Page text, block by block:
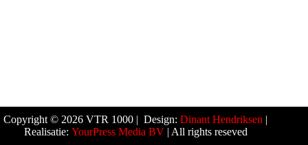
Copyright © 2026 VTR 1000 | Design:Dinant Hendriksen |
Realisatie: YourPress Media BV| All rights reseved